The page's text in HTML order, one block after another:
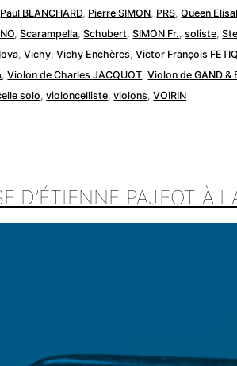
Paul BLANCHARD, Pierre SIMON, PRS,Queen
,Scarampella,Schubert,SIMON Fr.,soliste,
,Vichy,Vichy Enchères,Victor François
,Violon de Charles JACQUOT,Violon de GAND &
solo,violoncelliste,violons,VOIRIN
D’ÉTIENNE PAJEOT À